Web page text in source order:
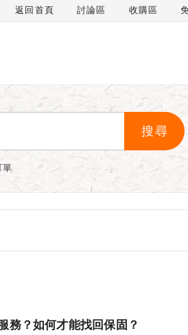
返回首頁 討論區 收購區
搜尋
單
務？如何才能找回保固？